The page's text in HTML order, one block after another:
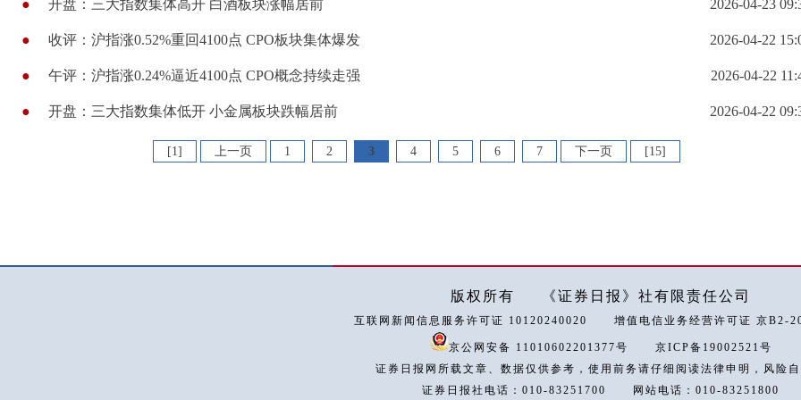
2026-04-23
● 开盘：三大指数集体高开 白酒板块涨幅居前
2026-04-22
● 收评：沪指涨0.52%重回4100点 CPO板块集体爆发
2026-04-22
● 午评：沪指涨0.24%逼近4100点 CPO概念持续走强
2026-04-22
● 开盘：三大指数集体低开 小金属板块跌幅居前
[1] 上一页 1 2 3 4 5 6 7 下一页 [15]
版权所有 《证券日报》社有限责任公司
互联网新闻信息服务许可证 10120240020 增值电信业务经营许可证 京B2-
京公网安备 11010602201377号
京ICP备19002521号
证券日报网所载文章、数据仅供参考，使用前务请仔细阅读法律申明，风险自
证券日报社电话：010-83251700
网站电话：010-83251800